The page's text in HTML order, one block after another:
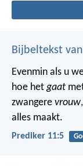
Bijbeltekst
Evenmin als u
hoe hetgaat
zwangere vrouw
alles maakt.
Prediker 11:5